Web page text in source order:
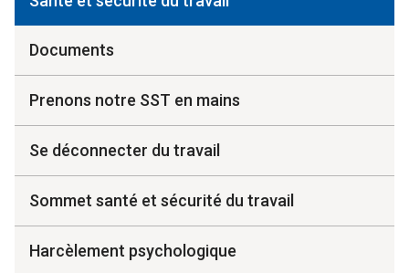
Documents
Prenons notre SST en mains
Se déconnecter du travail
Sommet santé et sécurité du travail
Harcèlement psychologique